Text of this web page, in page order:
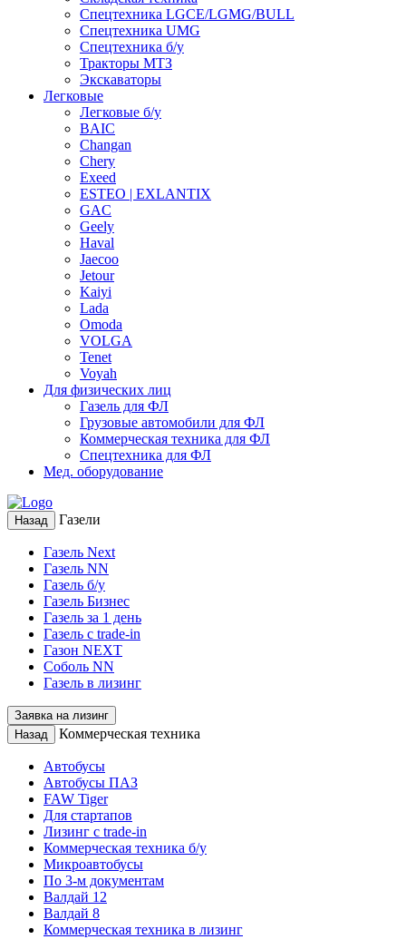
Спецтехника LGCE/LGMG/BULL
Спецтехника UMG
Спецтехника б/у
Тракторы МТЗ
Экскаваторы
Легковые
Легковые б/у
BAIC
Changan
Chery
Exeed
ESTEO | EXLANTIX
GAC
Geely
Haval
Jaecoo
Jetour
Kaiyi
Lada
Omoda
VOLGA
Tenet
Voyah
Для физических лиц
Газель для ФЛ
Грузовые автомобили для ФЛ
Коммерческая техника для ФЛ
Спецтехника для ФЛ
Мед. оборудование
Назад Газели
Газель Next
Газель NN
Газель б/у
Газель Бизнес
Газель за 1 день
Газель с trade-in
Газон NEXT
Соболь NN
Газель в лизинг
Заявка на лизинг
Назад
Коммерческая техника
Автобусы
Автобусы ПАЗ
FAW Tiger
Для стартапов
Лизинг с trade-in
Коммерческая техника б/у
Микроавтобусы
По 3-м документам
Валдай 12
Валдай 8
Коммерческая техника в лизинг